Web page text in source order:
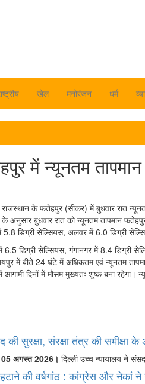
खेल मनोरंजन धर्म
में न्यूनतम
राजस्थान के फतेहपुर (सीकर) में बुधवार रात
के अनुसार बुधवार रात को न्यूनतम तापमान
5.8 डिग्री सेल्सियस, अलवर में 6.0 डिग्री
6.5 डिग्री सेल्सियस, गंगानगर में 8.4 डिग्री
में बीते 24 घंटे में अधिकतम एवं न्यूनतम
दिनों में मौसम मुख्यतः शुष्क बना रहेगा।
सुरक्षा, संरक्षा तंत्र की समीक्षा
05 अगस्त 2026। दिल्ली उच्च न्यायालय ने
की वर्षगांठ : कांग्रेस और नेकां ने